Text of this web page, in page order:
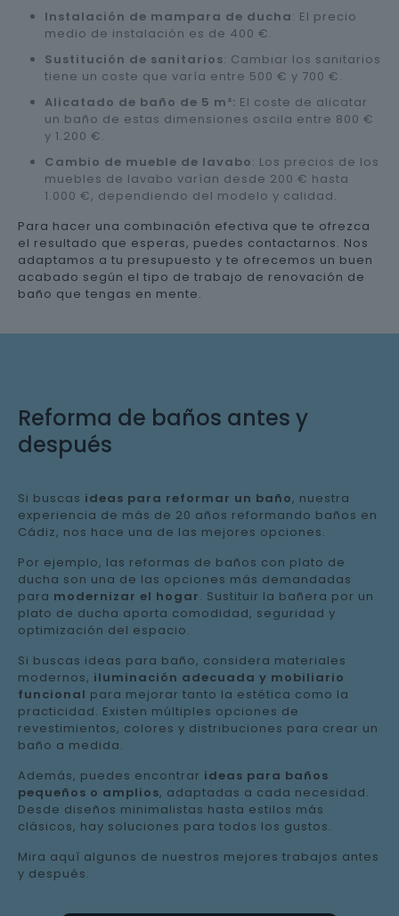
Instalación de mampara de ducha: El precio
medio de instalación es de 400 €.
Sustitución de sanitarios: Cambiar los sanitarios
tiene un coste que varía entre 500 € y 700 €.
Alicatado de baño de 5 m²: El coste de alicatar
un baño de estas dimensiones oscila entre 800 €
y 1.200 €.
Cambio de mueble de lavabo: Los precios de los
muebles de lavabo varían desde 200 € hasta
1.000 €, dependiendo del modelo y calidad.
Para hacer una combinación efectiva que te ofrezca
el resultado que esperas, puedes contactarnos. Nos
adaptamos a tu presupuesto y te ofrecemos un buen
acabado según el tipo de trabajo de renovación de
baño que tengas en mente.
Reforma de baños antes y
después
Si buscas ideas para reformar un baño, nuestra
experiencia de más de 20 años reformando baños en
Cádiz, nos hace una de las mejores opciones.
Por ejemplo, las reformas de baños con plato de
ducha son una de las opciones más demandadas
para modernizar el hogar. Sustituir la bañera por un
plato de ducha aporta comodidad, seguridad y
optimización del espacio.
Si buscas ideas para baño, considera materiales
modernos, iluminación adecuada y mobiliario
funcional para mejorar tanto la estética como la
practicidad. Existen múltiples opciones de
revestimientos, colores y distribuciones para crear un
baño a medida.
Además, puedes encontrar ideas para baños
pequeños o amplios, adaptadas a cada necesidad.
Desde diseños minimalistas hasta estilos más
clásicos, hay soluciones para todos los gustos.
Mira aquí algunos de nuestros mejores trabajos antes
y después.